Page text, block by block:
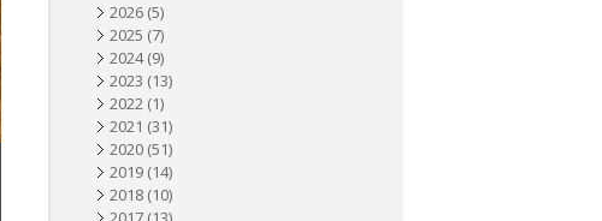
2026(5)
2025 (7)
2024(9)
2023 (13)
2022(1)
2021 (31)
2020(51)
2019(14)
2018(10)